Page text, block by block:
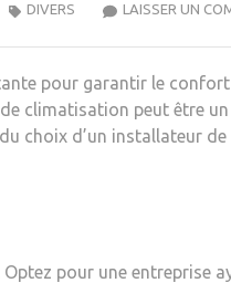
LAISSER UN
DIVERS
pour garantir le
climatisation peut être
choix d’un installateur de
pour une entreprise